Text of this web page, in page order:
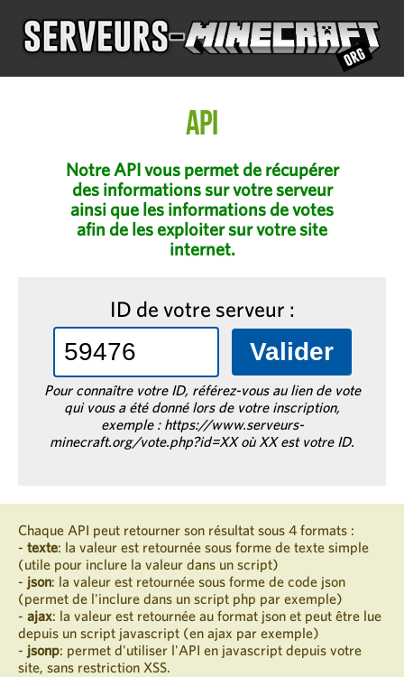
API
Notre API vous permet de récupérer
des informations sur votre serveur
ainsi que les informations de votes
afin de les exploiter sur votre site
internet.
ID de votre serveur :
Pour connaître votre ID, référez-vous au lien de vote
qui vous a été donné lors de votre inscription,
exemple : https://www.serveurs-
minecraft.org/vote.php?id=XX où XX est votre ID.
Chaque API peut retourner son résultat sous 4 formats :
- texte: la valeur est retournée sous forme de texte simple
(utile pour inclure la valeur dans un script)
- json: la valeur est retournée sous forme de code json
(permet de l'inclure dans un script php par exemple)
- ajax: la valeur est retournée au format json et peut être lue
depuis un script javascript (en ajax par exemple)
- jsonp: permet d'utiliser l'API en javascript depuis votre
site, sans restriction XSS.